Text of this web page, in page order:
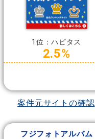
1位：ハピタス
2.5%
案件元サイトの確認
フジフォトアルバム